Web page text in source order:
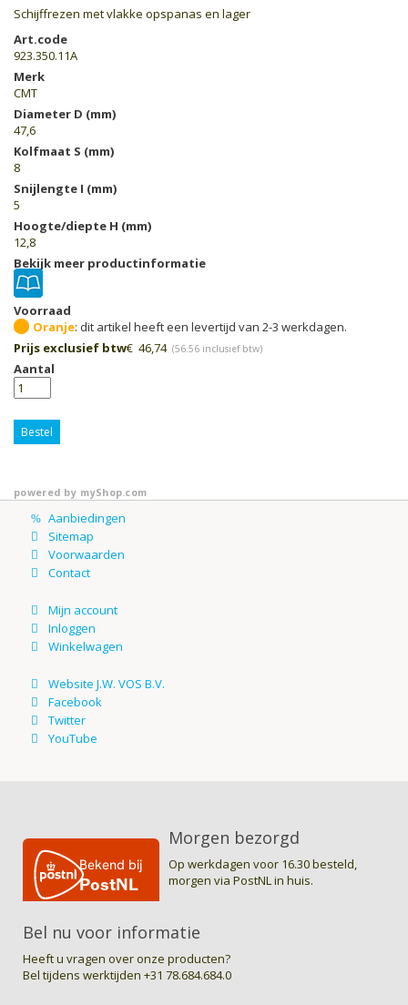
Schijffrezen met vlakke opspanas en lager
Art.code
923.350.11A
Merk
CMT
Diameter D (mm)
47,6
Kolfmaat S (mm)
8
Snijlengte I (mm)
5
Hoogte/diepte H (mm)
12,8
Bekijk meer productinformatie
Voorraad
Oranje
Prijs exclusief btw€ 46,74 (56.56 inclusief btw)
Aantal
Bestel
powered by myShop.com
Morgen bezorgd
Op werkdagen voor 16.30 besteld,
morgen via PostNL in huis.
Bel nu voor informatie
Heeft u vragen over onze producten?
Bel tijdens werktijden +31 78.684.684.0